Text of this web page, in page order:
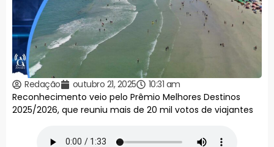
Redação outubro 21, 2025
10:31 am
Reconhecimento veio pelo Prêmio Melhores Destinos
2025/2026, que reuniu mais de 20 mil votos de viajantes